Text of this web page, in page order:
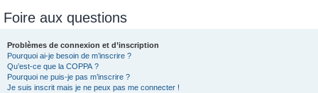
Foire aux questions
Problèmes de connexion et d’inscription
Pourquoi ai-je besoin de m’inscrire ?
Qu’est-ce que la COPPA ?
Pourquoi ne puis-je pas m’inscrire ?
Je suis inscrit mais je ne peux pas me connecter !